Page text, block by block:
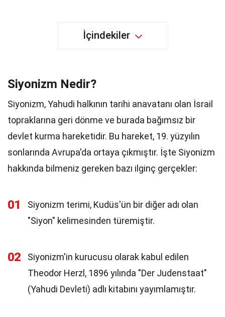
İçindekiler
Siyonizm Nedir?
Siyonizm, Yahudi halkının tarihi anavatanı olan İsrail
topraklarına geri dönme ve burada bağımsız bir
devlet kurma hareketidir. Bu hareket, 19. yüzyılın
sonlarında Avrupa'da ortaya çıkmıştır. İşte Siyonizm
hakkında bilmeniz gereken bazı ilginç gerçekler:
01
Siyonizm terimi, Kudüs'ün bir diğer adı olan
"Siyon" kelimesinden türemiştir.
02
Siyonizm'in kurucusu olarak kabul edilen
Theodor Herzl, 1896 yılında "Der Judenstaat"
(Yahudi Devleti) adlı kitabını yayımlamıştır.